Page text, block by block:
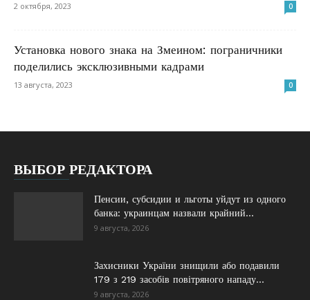
2 октября, 2023 0
Установка нового знака на Змеином: пограничники
поделились эксклюзивными кадрами
13 августа, 2023 0
ВЫБОР РЕДАКТОРА
Пенсии, субсидии и льготы уйдут из одного
банка: украинцам назвали крайний...
9 августа, 2026
Захисники України знищили або подавили
179 з 219 засобів повітряного нападу...
9 августа, 2026